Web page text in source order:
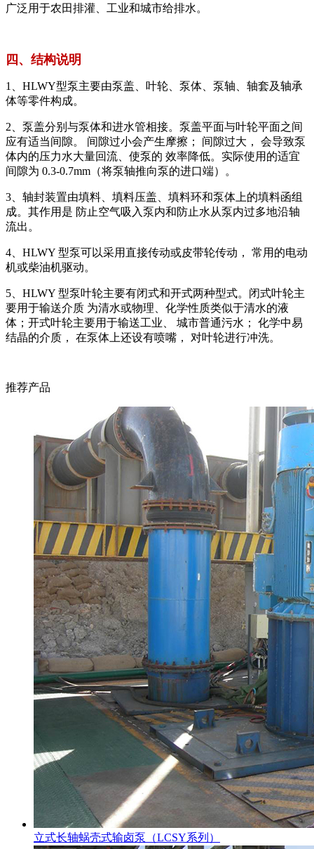
广泛用于农田排灌、工业和城市给排水。
四、结构说明
1、HLWY型泵主要由泵盖、叶轮、泵体、泵轴、轴套及轴承
体等零件构成。
2、泵盖分别与泵体和进水管相接。泵盖平面与叶轮平面之间
应有适当间隙。 间隙过小会产生摩擦； 间隙过大， 会导致泵
体内的压力水大量回流、使泵的 效率降低。实际使用的适宜
间隙为 0.3-0.7mm（将泵轴推向泵的进口端）。
3、轴封装置由填料、填料压盖、填料环和泵体上的填料函组
成。其作用是 防止空气吸入泵内和防止水从泵内过多地沿轴
流出。
4、HLWY 型泵可以采用直接传动或皮带轮传动， 常用的电动
机或柴油机驱动。
5、HLWY 型泵叶轮主要有闭式和开式两种型式。闭式叶轮主
要用于输送介质 为清水或物理、化学性质类似于清水的液
体；开式叶轮主要用于输送工业、 城市普通污水； 化学中易
结晶的介质， 在泵体上还设有喷嘴， 对叶轮进行冲洗。
推荐产品
立式长轴蜗壳式输卤泵（LCSY系列）